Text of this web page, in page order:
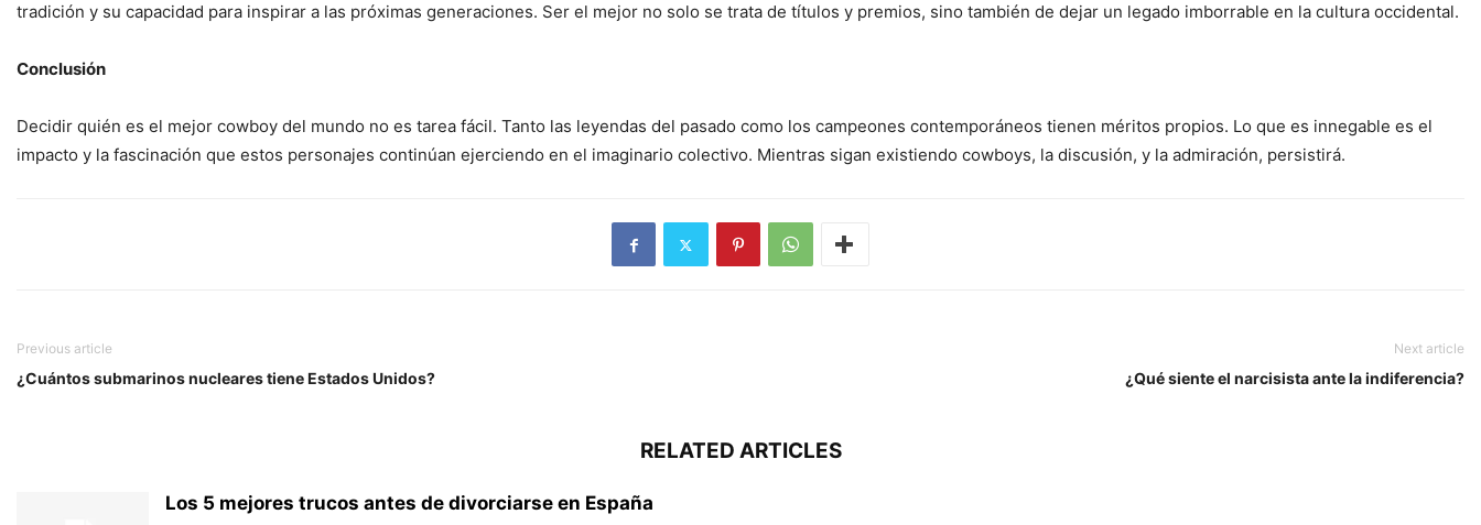
tradición y su capacidad para inspirar a las próximas generaciones. Ser el mejor no solo se trata de títulos y premios, sino también de dejar un legado imborrable en la cultura occidental.
Conclusión
Decidir quién es el mejor cowboy del mundo no es tarea fácil. Tanto las leyendas del pasado como los campeones contemporáneos tienen méritos propios. Lo que es innegable es el
impacto y la fascinación que estos personajes continúan ejerciendo en el imaginario colectivo. Mientras sigan existiendo cowboys, la discusión, y la admiración, persistirá.
Previous article
¿Cuántos submarinos nucleares tiene Estados Unidos?
Next article
¿Qué siente el narcisista ante la indiferencia?
RELATED ARTICLES
Los 5 mejores trucos antes de divorciarse en España